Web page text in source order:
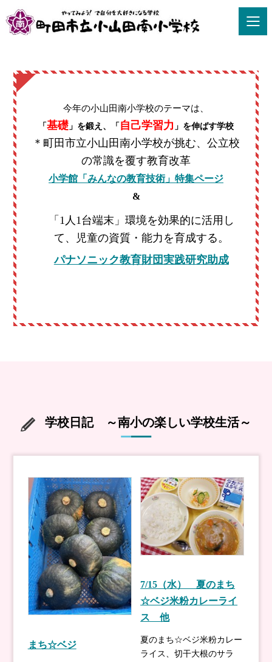
今年の小山田南小学校のテーマは、
「 基礎 」を鍛え、「 自己学習力 」を伸ばす学校
＊町田市立小山田南小学校が挑む、公立校
の常識を覆す教育改革
小学館「みんなの教育技術」特集ページ
&
「1人1台端末」環境を効果的に活用し
て、児童の資質・能力を育成する。
パナソニック教育財団実践研究助成
学校日記 ～南小の楽しい学校生活～
まち☆ベジ
7/15（水） 夏のまち
☆ベジ米粉カレーライ
ス 他
夏のまち☆ベジ米粉カレー
ライス、切干大根のサラ